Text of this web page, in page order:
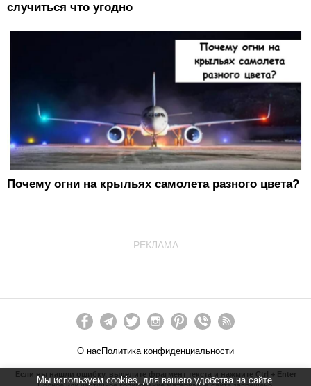
Мы используем cookies, для вашего удобства на сайте.
случиться что угодно
Почему огни на крыльях самолета разного цвета?
РЕКЛАМА
О нас Политика конфиденциальности
Если вы нашли ошибку, выделите фрагмент текста и нажмите Ctrl + Enter